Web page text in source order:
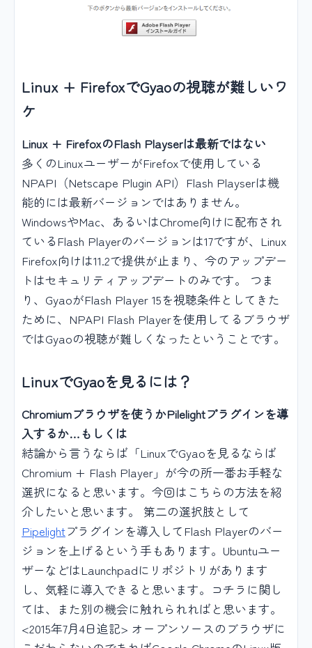
Linux + FirefoxでGyaoの視聴が難しいワ
ケ
Linux + FirefoxのFlash Playserは最新ではない
多くのLinuxユーザーがFirefoxで使用している
NPAPI（Netscape Plugin API）Flash Playserは機
能的には最新バージョンではありません。
WindowsやMac、あるいはChrome向けに配布され
ているFlash Playerのバージョンは17ですが、Linux
Firefox向けは11.2で提供が止まり、今のアップデー
トはセキュリティアップデートのみです。 つま
り、GyaoがFlash Player 15を視聴条件としてきた
ために、NPAPI Flash Playerを使用してるブラウザ
ではGyaoの視聴が難しくなったということです。
LinuxでGyaoを見るには？
Chromiumブラウザを使うかPilelightプラグインを導
入するか…もしくは
結論から言うならば「LinuxでGyaoを見るならば
Chromium + Flash Player」が今の所一番お手軽な
選択になると思います。今回はこちらの方法を紹
介したいと思います。 第二の選択肢として
Pipelightプラグインを導入してFlash Playerのバー
ジョンを上げるという手もあります。Ubuntuユー
ザーなどはLaunchpadにリポジトリがあります
し、気軽に導入できると思います。コチラに関し
ては、また別の機会に触れられればと思います。
<2015年7月4日追記> オープンソースのブラウザに